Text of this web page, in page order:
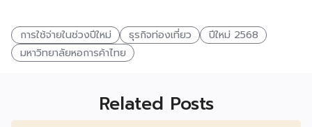
การใช้จ่ายในช่วงปีใหม่ ธุรกิจท่องเที่ยว
ปีใหม่ 2568
มหาวิทยาลัยหอการค้าไทย
Related Posts